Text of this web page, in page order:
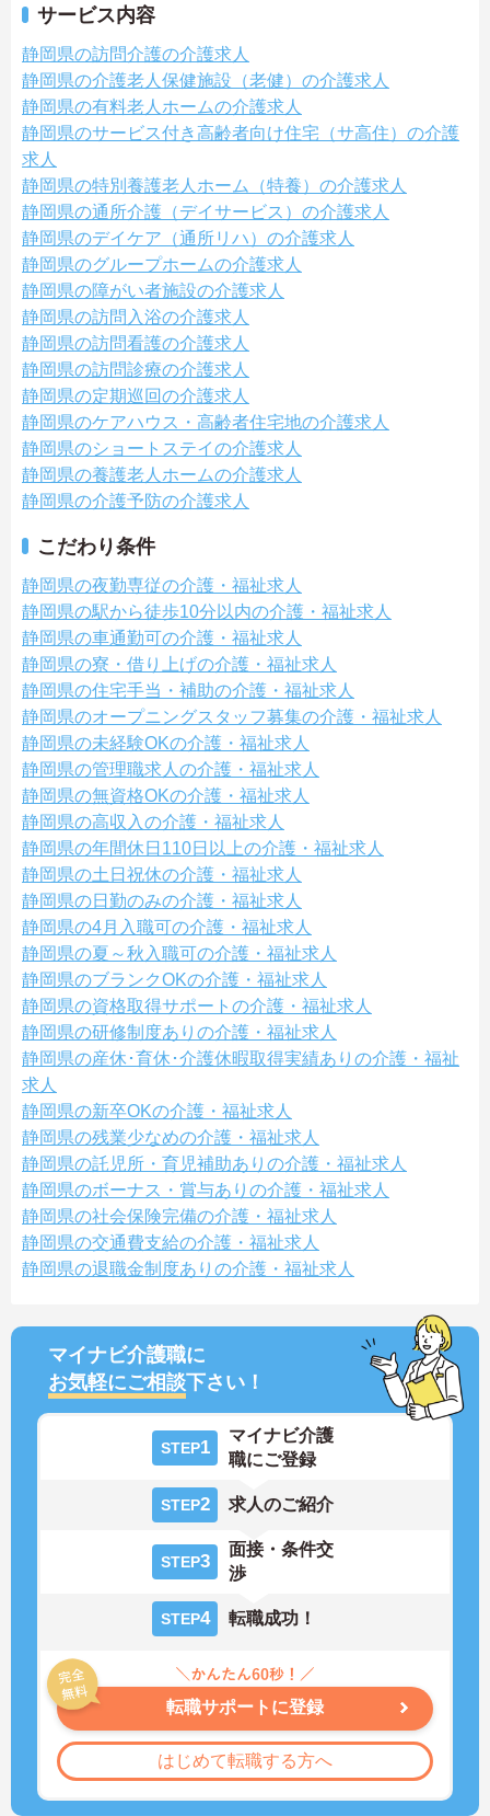
サービス内容
静岡県の訪問介護の介護求人
静岡県の介護老人保健施設（老健）の介護求人
静岡県の有料老人ホームの介護求人
静岡県のサービス付き高齢者向け住宅（サ高住）の介護
求人
静岡県の特別養護老人ホーム（特養）の介護求人
静岡県の通所介護（デイサービス）の介護求人
静岡県のデイケア（通所リハ）の介護求人
静岡県のグループホームの介護求人
静岡県の障がい者施設の介護求人
静岡県の訪問入浴の介護求人
静岡県の訪問看護の介護求人
静岡県の訪問診療の介護求人
静岡県の定期巡回の介護求人
静岡県のケアハウス・高齢者住宅地の介護求人
静岡県のショートステイの介護求人
静岡県の養護老人ホームの介護求人
静岡県の介護予防の介護求人
こだわり条件
静岡県の夜勤専従の介護・福祉求人
静岡県の駅から徒歩10分以内の介護・福祉求人
静岡県の車通勤可の介護・福祉求人
静岡県の寮・借り上げの介護・福祉求人
静岡県の住宅手当・補助の介護・福祉求人
静岡県のオープニングスタッフ募集の介護・福祉求人
静岡県の未経験OKの介護・福祉求人
静岡県の管理職求人の介護・福祉求人
静岡県の無資格OKの介護・福祉求人
静岡県の高収入の介護・福祉求人
静岡県の年間休日110日以上の介護・福祉求人
静岡県の土日祝休の介護・福祉求人
静岡県の日勤のみの介護・福祉求人
静岡県の4月入職可の介護・福祉求人
静岡県の夏～秋入職可の介護・福祉求人
静岡県のブランクOKの介護・福祉求人
静岡県の資格取得サポートの介護・福祉求人
静岡県の研修制度ありの介護・福祉求人
静岡県の産休･育休･介護休暇取得実績ありの介護・福祉
求人
静岡県の新卒OKの介護・福祉求人
静岡県の残業少なめの介護・福祉求人
静岡県の託児所・育児補助ありの介護・福祉求人
静岡県のボーナス・賞与ありの介護・福祉求人
静岡県の社会保険完備の介護・福祉求人
静岡県の交通費支給の介護・福祉求人
静岡県の退職金制度ありの介護・福祉求人
マイナビ介護職に
お気軽にご相談下さい！
STEP1
マイナビ介護
職にご登録
STEP2 求人のご紹介
STEP3
面接・条件交
渉
STEP4 転職成功！
転職サポートに登録
はじめて転職する方へ